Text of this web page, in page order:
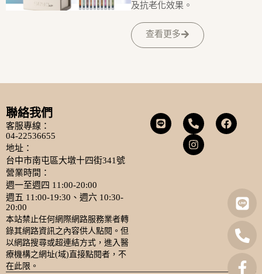
及抗老化效果。
查看更多
聯絡我們
客服專線：
04-22536655
地址：
台中市南屯區大墩十四街341號
營業時間：
週一至週四 11:00-20:00
週五 11:00-19:30、週六 10:30-
20:00
本站禁止任何網際網路服務業者轉
錄其網路資訊之內容供人點閱。但
以網路搜尋或超連結方式，進入醫
療機構之網址(域)直接點閱者，不
在此限。